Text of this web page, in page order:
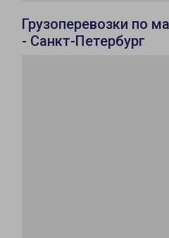
Грузоперевозки по
- Санкт-Петербург